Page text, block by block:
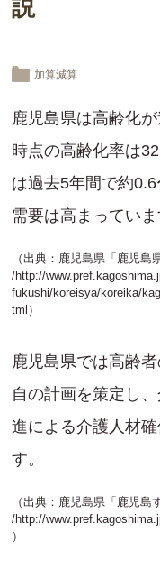
説
加算減算
鹿児島県は高齢化
時点の高齢化率は
は過去5年間で約
需要は高まっていま
（出典：鹿児島県「鹿児島
/http://
fukushi/koreisya/koreika/
tml ）
鹿児島県では高齢
自の計画を策定し
進による介護人材
す。
（出典：鹿児島県「鹿児島
/http://
）